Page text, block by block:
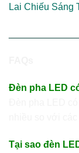
Lai Chiếu Sáng
Đèn pha LED
Tại sao đèn